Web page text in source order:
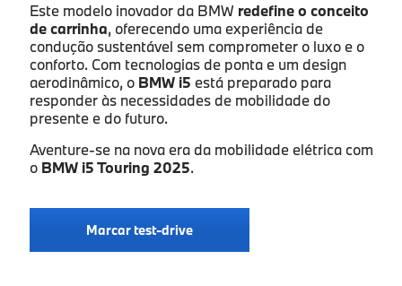
Contacto telefónico*
Concessionário Caetano*
Aceito a política de privacidade de dados.
Este modelo inovador da BMW redefine o conceito
de carrinha, oferecendo uma experiência de
condução sustentável sem comprometer o luxo e o
conforto. Com tecnologias de ponta e um design
aerodinâmico, oBMW i5 está preparado para
responder às necessidades de mobilidade do
presente e do futuro.
Aventure-se na nova era da mobilidade elétrica com
o BMW i5 Touring 2025.
Marcar test-drive